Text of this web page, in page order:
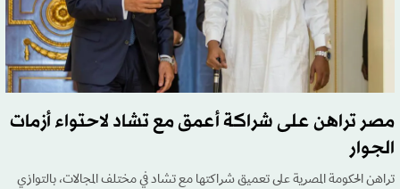
مصر تراهن على شراكة أعمق مع تشاد لاحتواء أزمات
الجوار
تراهن الحكومة المصرية على تعميق شراكتها مع تشاد في مختلف المجالات، بالتوازي